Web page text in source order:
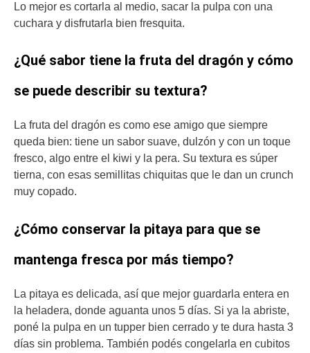
Lo mejor es cortarla al medio, sacar la pulpa con una
cuchara y disfrutarla bien fresquita.
¿Qué sabor tiene la fruta del dragón y cómo
se puede describir su textura?
La fruta del dragón es como ese amigo que siempre
queda bien: tiene un sabor suave, dulzón y con un toque
fresco, algo entre el kiwi y la pera. Su textura es súper
tierna, con esas semillitas chiquitas que le dan un crunch
muy copado.
¿Cómo conservar la pitaya para que se
mantenga fresca por más tiempo?
La pitaya es delicada, así que mejor guardarla entera en
la heladera, donde aguanta unos 5 días. Si ya la abriste,
poné la pulpa en un tupper bien cerrado y te dura hasta 3
días sin problema. También podés congelarla en cubitos